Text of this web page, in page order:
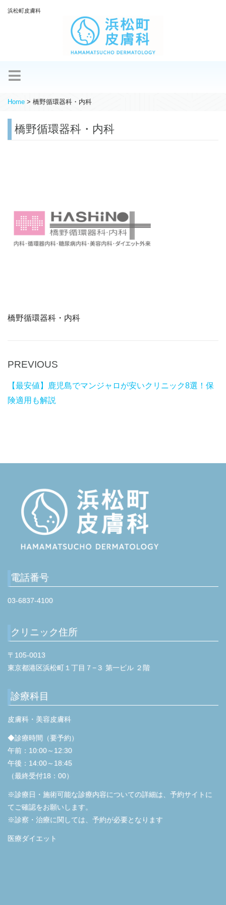
浜松町皮膚科
Home > 橋野循環器科・内科
橋野循環器科・内科
橋野循環器科・内科
Post
navigation
P
v
s
PREVIOUS
【最安値】鹿児島でマンジャロが安いクリニック8選！保
険適用も解説
電話番号
03-6837-4100
クリニック住所
〒105-0013
東京都港区浜松町１丁目７−３ 第一ビル ２階
診療科目
皮膚科・美容皮膚科
◆診療時間（要予約）
午前：10:00～12:30
午後：14:00～18:45
（最終受付18：00）
※診療日・施術可能な診療内容についての詳細は、予約サイトに
てご確認をお願いします。
※診察・治療に関しては、予約が必要となります
医療ダイエット